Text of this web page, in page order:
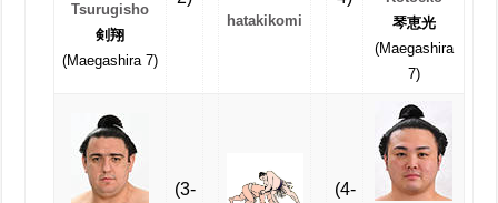
Tsurugisho
剣翔
(Maegashira 7)
hatakikomi
琴恵光
(Maegashira
7)
(3-
(4-